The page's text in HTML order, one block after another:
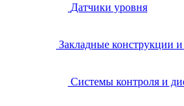
Датчики уровня
Закладные конструкции
Системы контроля и